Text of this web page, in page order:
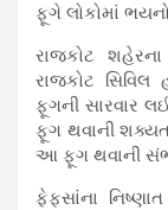
ફૂગે લોકોમાં
રાજકોટ
રાજકોટ
ફૂગની સારવાર
ફૂગ થવાની
આ ફૂગ થવાની
ફેફસાંના